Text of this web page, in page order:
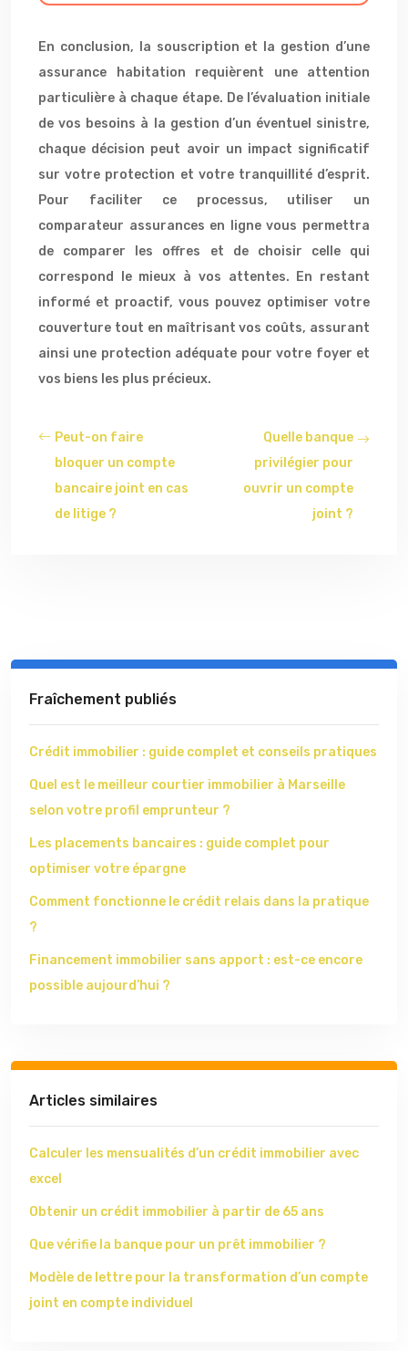
En conclusion, la souscription et la gestion d’une
assurance habitation requièrent une attention
particulière à chaque étape. De l’évaluation initiale
de vos besoins à la gestion d’un éventuel sinistre,
chaque décision peut avoir un impact significatif
sur votre protection et votre tranquillité d’esprit.
Pour faciliter ce processus, utiliser un
comparateur assurances en ligne vous permettra
de comparer les offres et de choisir celle qui
correspond le mieux à vos attentes. En restant
informé et proactif, vous pouvez optimiser votre
couverture tout en maîtrisant vos coûts, assurant
ainsi une protection adéquate pour votre foyer et
vos biens les plus précieux.
Peut-on faire
bloquer un compte
bancaire joint en cas
de litige ?
Quelle banque
privilégier pour
ouvrir un compte
joint ?
Fraîchement publiés
Crédit immobilier : guide complet et conseils pratiques
Quel est le meilleur courtier immobilier à Marseille
selon votre profil emprunteur ?
Les placements bancaires : guide complet pour
optimiser votre épargne
Comment fonctionne le crédit relais dans la pratique
?
Financement immobilier sans apport : est-ce encore
possible aujourd’hui ?
Articles similaires
Calculer les mensualités d’un crédit immobilier avec
excel
Obtenir un crédit immobilier à partir de 65 ans
Que vérifie la banque pour un prêt immobilier ?
Modèle de lettre pour la transformation d’un compte
joint en compte individuel